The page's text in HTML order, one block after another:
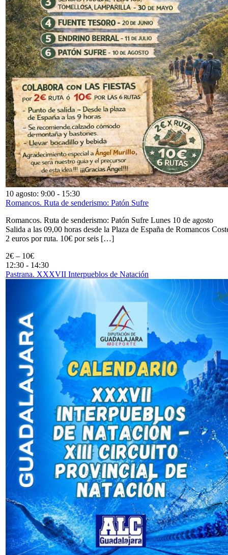
10 agosto: 9:00 - 15:30
Romancos. Ruta de senderismo: Patón Sufre
Romancos. Ruta de senderismo: Patón Sufre Lunes 10 de agosto
Salida a las 09,00 horas desde la Plaza de España de Romancos
2 euros por ruta. 10€ por seis […]
2€ – 10€
12:30 - 14:30
Pastrana. XXXVII Interpueblos de Natación